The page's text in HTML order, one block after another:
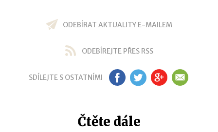
ODEBÍRAT AKTUALITY E-MAILEM
ODEBÍREJTE PŘES RSS
SDÍLEJTE S OSTATNÍMI FB TW GP EM
Čtěte dále